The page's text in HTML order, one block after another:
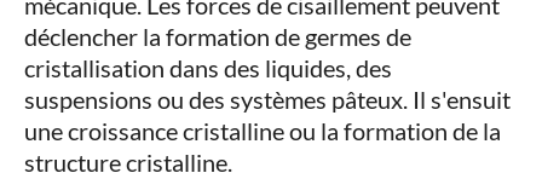
déclencher la formation de germes de
cristallisation dans des liquides, des
suspensions ou des systèmes pâteux. Il s'ensuit
une croissance cristalline ou la formation de la
structure cristalline.